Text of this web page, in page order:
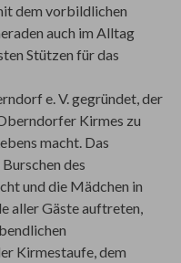
dem vorbildlichen
auch im Alltag
Stützen für das
e. V. gegründet, der
Kirmes zu
macht. Das
des
und die Mädchen in
aller Gäste auftreten,
Kirmestaufe, dem